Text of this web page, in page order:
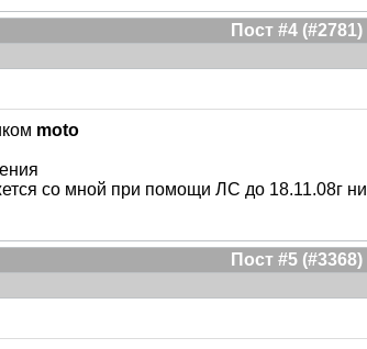
Пост #4 (#2781)
moto
со мной при помощи ЛС до 18.11.08г
Пост #5 (#3368)